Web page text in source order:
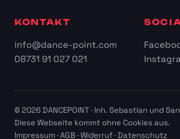
KONTAKT
info@dance-point.com
08731 91 027 021
© 2026 DANCEPOINT · Inh. Sebastian und
Diese Webseite kommt ohne Cookies aus.
Impressum·AGB ·Widerruf·Datenschutz